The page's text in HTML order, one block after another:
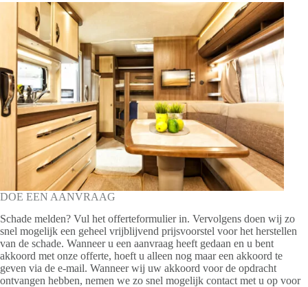
DOE EEN AANVRAAG
Schade melden? Vul het offerteformulier in. Vervolgens doen wij zo
snel mogelijk een geheel vrijblijvend prijsvoorstel voor het herstellen
van de schade. Wanneer u een aanvraag heeft gedaan en u bent
akkoord met onze offerte, hoeft u alleen nog maar een akkoord te
geven via de e-mail. Wanneer wij uw akkoord voor de opdracht
ontvangen hebben, nemen we zo snel mogelijk contact met u op voor